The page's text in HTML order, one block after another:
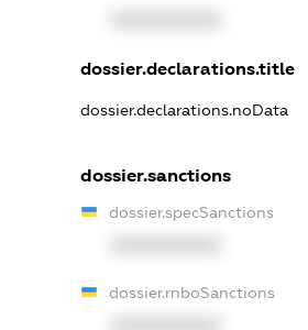
dossier.declarations.title
dossier.declarations.noData
dossier.sanctions
dossier.specSanctions
dossier.rnboSanctions